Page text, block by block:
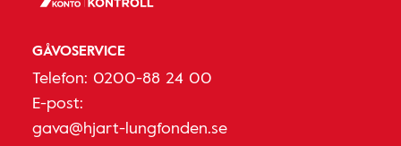
GÅVOSERVICE
Telefon: 0200-88 24 00
E-post:
gava@hjart-lungfonden.se